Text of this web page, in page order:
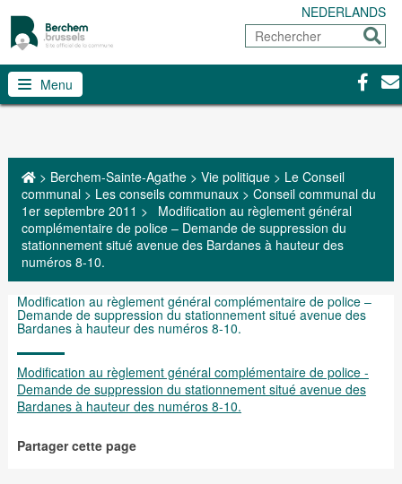
NEDERLANDS
Rechercher
Menu
> Berchem-Sainte-Agathe> Vie politique> Le Conseil
communal> Les conseils communaux> Conseil communal du
1er septembre 2011 >
Modification au règlement général
complémentaire de police – Demande de suppression du
stationnement situé avenue des Bardanes à hauteur des
numéros 8-10.
Modification au règlement général complémentaire de police –
Demande de suppression du stationnement situé avenue des
Bardanes à hauteur des numéros 8-10.
Modification au règlement général complémentaire de police -
Demande de suppression du stationnement situé avenue des
Bardanes à hauteur des numéros 8-10.
Partager cette page